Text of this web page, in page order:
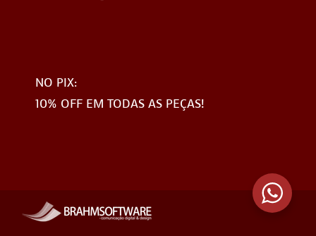
NO PIX:
10% OFF EM TODAS AS PEÇAS!